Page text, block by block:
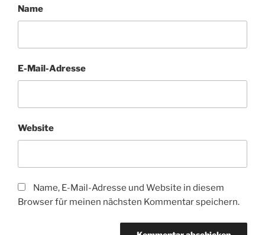
Name
E-Mail-Adresse
Website
Name, E-Mail-Adresse und Website in diesem
Browser für meinen nächsten Kommentar speichern.